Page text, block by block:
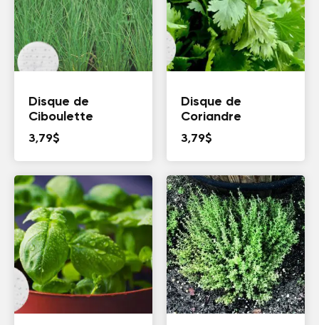
Disque de
Ciboulette
3,79$
Disque de
Coriandre
3,79$